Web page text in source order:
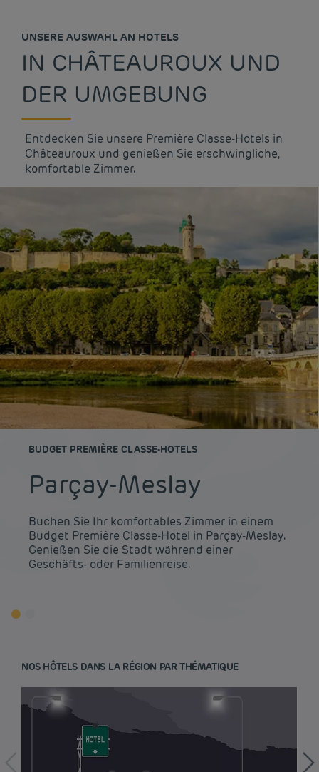
UNSERE AUSWAHL AN HOTELS
IN CHÂTEAUROUX UND
DER UMGEBUNG
Entdecken Sie unsere Première Classe-Hotels in
Châteauroux und genießen Sie erschwingliche,
komfortable Zimmer.
BUDGET PREMIÈRE CLASSE-HOTELS
Parçay-Meslay
Buchen Sie Ihr komfortables Zimmer in einem
Budget Première Classe-Hotel in Parçay-Meslay.
Genießen Sie die Stadt während einer
Geschäfts- oder Familienreise.
NOS HÔTELS DANS LA RÉGION PAR THÉMATIQUE